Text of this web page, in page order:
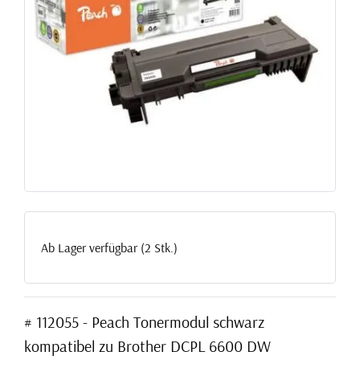
Ab Lager verfügbar (2 Stk.)
# 112055 - Peach Tonermodul schwarz
kompatibel zu Brother DCPL 6600 DW